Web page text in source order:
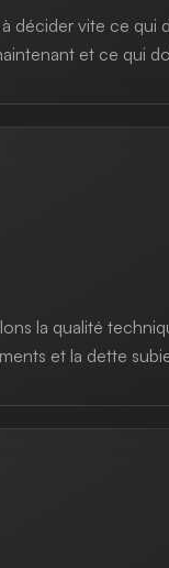
décider vite ce qui
et ce qui
la qualité
et la dette